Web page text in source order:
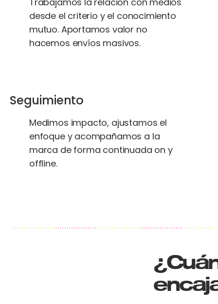
desde el criterio y el conocimiento
mutuo. Aportamos valor no
hacemos envíos masivos.
Seguimiento
Medimos impacto, ajustamos el
enfoque y acompañamos a la
marca de forma continuada on y
offline.